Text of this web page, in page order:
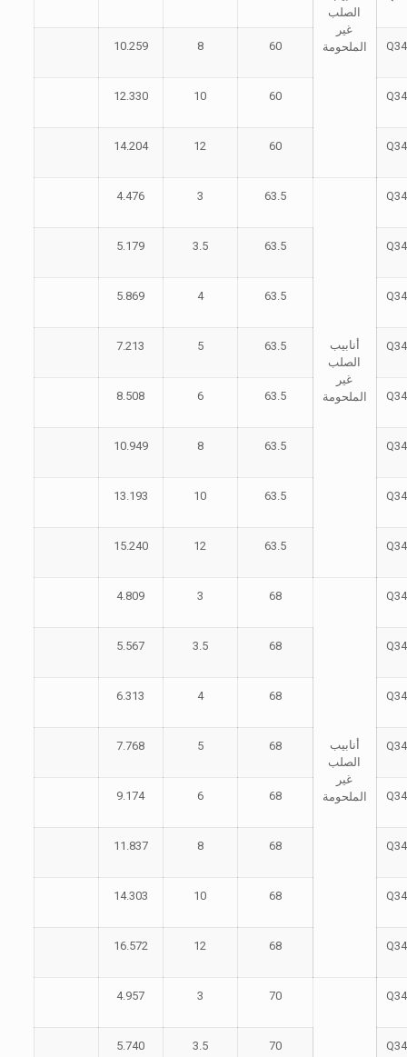
الصلب
غير
الملحومة
60
8
10.259
60
10
12.330
60
12
14.204
أنابيب
الصلب
غير
الملحومة
63.5
3
4.476
63.5
3.5
5.179
63.5
4
5.869
63.5
5
7.213
63.5
6
8.508
63.5
8
10.949
63.5
10
13.193
63.5
12
15.240
أنابيب
الصلب
غير
الملحومة
68
3
4.809
68
3.5
5.567
68
4
6.313
68
5
7.768
68
6
9.174
68
8
11.837
68
10
14.303
68
12
16.572
70
3
4.957
70
3.5
5.740